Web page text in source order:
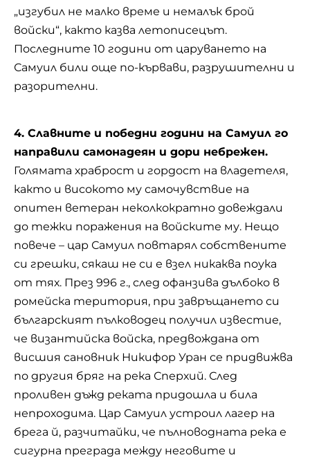
„изгубил не малко време и немалък брой
войски“, както казва летописецът.
Последните 10 години от царуването на
Самуил били още по-кървави, разрушителни и
разорителни.
4. Славните и победни години на Самуил го
направили самонадеян и дори небрежен.
Голямата храброст и гордост на владетеля,
както и високото му самочувствие на
опитен ветеран неколкократно довеждали
до тежки поражения на войските му. Нещо
повече – цар Самуил повтарял собствените
си грешки, сякаш не си е взел никаква поука
от тях. През 996 г., след офанзива дълбоко в
ромейска територия, при завръщането си
българският пълководец получил известие,
че византийска войска, предвождана от
висшия сановник Никифор Уран се придвижва
по другия бряг на река Сперхий. След
проливен дъжд реката придошла и била
непроходима. Цар Самуил устроил лагер на
брега й, разчитайки, че пълноводната река е
сигурна преграда между неговите и